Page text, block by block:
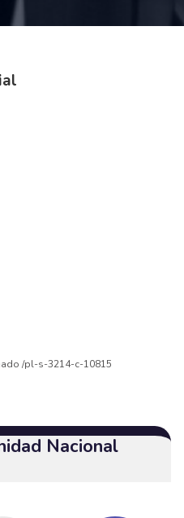
pl-s-3214-c-10815
Nacional